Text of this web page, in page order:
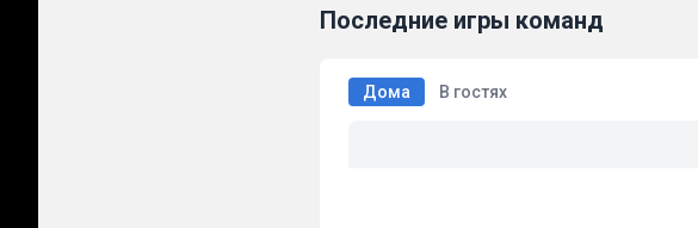
Последние игры команд
Дома В гостях